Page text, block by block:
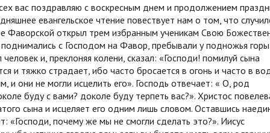
вас поздравляю с воскресным днем и продолжением
евангельское чтение повествует нам о том, что
Фаворской открыл трем избранным ученикам Свою
с Господом на Фавор, пребывали у подножья
и, преклоняя колени, сказал: «Господи! помилуй сына
и тяжко страдает, ибо часто бросается в огонь и часто в
и они не могли исцелить его». Господь отвечает: « О, род
буду с вами? доколе буду терпеть вас?». Христос
сына и исцеляет его одним лишь словом. Оставшись
«Господи, почему же мы не смогли сделать это?». Иисус